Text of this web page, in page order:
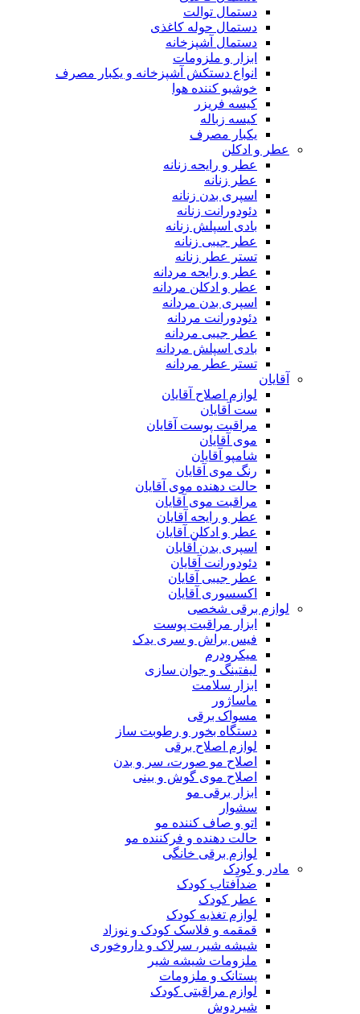
دستمال توالت
دستمال حوله کاغذی
دستمال آشپزخانه
ابزار و ملزومات
انواع دستکش آشپزخانه و یکبار مصرف
خوشبو کننده هوا
کیسه فریزر
کیسه زباله
یکبار مصرف
عطر و ادکلن
عطر و رایحه زنانه
عطر زنانه
اسپری بدن زنانه
دئودورانت زنانه
بادی اسپلش زنانه
عطر جیبی زنانه
تستر عطر زنانه
عطر و رایحه مردانه
عطر و ادکلن مردانه
اسپری بدن مردانه
دئودورانت مردانه
عطر جیبی مردانه
بادی اسپلش مردانه
تستر عطر مردانه
آقایان
لوازم اصلاح آقایان
ست آقایان
مراقبت پوست آقایان
موی آقایان
شامپو آقایان
رنگ موی آقایان
حالت دهنده موی آقایان
مراقبت موی آقایان
عطر و رایحه آقایان
عطر و ادکلن آقایان
اسپری بدن آقایان
دئودورانت آقایان
عطر جیبی آقایان
اکسسوری آقایان
لوازم برقی شخصی
ابزار مراقبت پوست
فیس براش و سری یدک
میکرودرم
لیفتینگ و جوان سازی
ابزار سلامت
ماساژور
مسواک برقی
دستگاه بخور و رطوبت ساز
لوازم اصلاح برقی
اصلاح مو صورت، سر و بدن
اصلاح موی گوش و بینی
ابزار برقی مو
سشوار
اتو و صاف کننده مو
حالت دهنده و فرکننده مو
لوازم برقی خانگی
مادر و کودک
ضدآفتاب کودک
عطر کودک
لوازم تغذیه کودک
قمقمه و فلاسک کودک و نوزاد
شیشه شیر، سرلاک و داروخوری
ملزومات شیشه شیر
پستانک و ملزومات
لوازم مراقبتی کودک
شیردوش